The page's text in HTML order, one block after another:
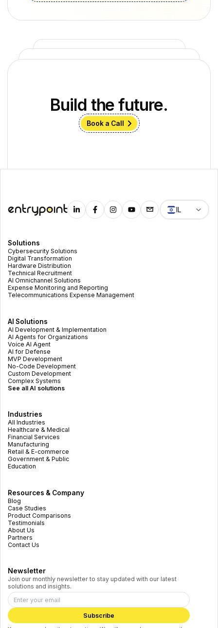
Build the future.
Book a Call
IL
Solutions
Cybersecurity Solutions
Digital Transformation
Hardware Distribution
Technical Recruitment
AI Omnichannel Solutions
Expense Monitoring and Reporting
Telecommunications Expense Management
AI Solutions
AI Development & Implementation
AI Agents for Organizations
Voice AI Agent
AI for Defense
MVP Development
No-Code Development
Custom Development
Complex Systems
See all AI solutions
Industries
All Industries
Healthcare & Medical
Financial Services
Manufacturing
Retail & E-commerce
Government & Public
Education
Resources & Company
Blog
Case Studies
Product Comparisons
Testimonials
About Us
Partners
Contact Us
Newsletter
Join our monthly newsletter to stay updated with our latest
solutions and insights.
Subscribe